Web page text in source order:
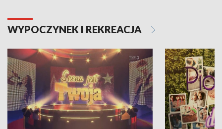
WYPOCZYNEK I REKREACJA